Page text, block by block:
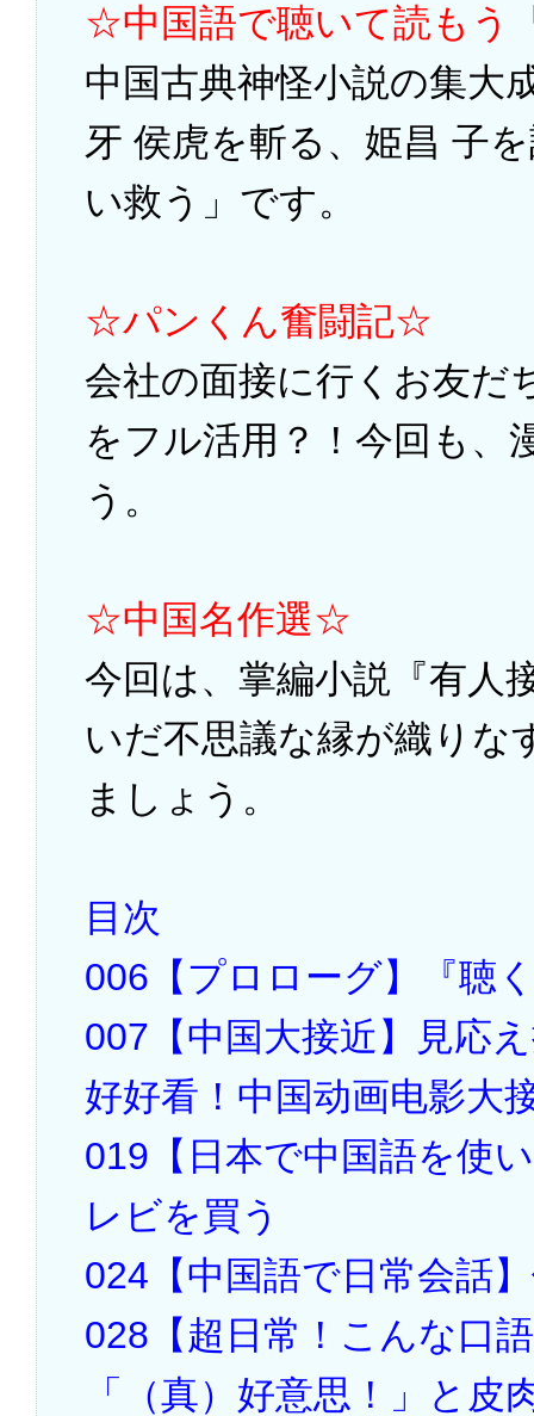
☆中国語で聴いて読もう
中国古典神怪小説の集大
牙 侯虎を斬る、姫昌 子
い救う」です。
☆パンくん奮闘記☆
会社の面接に行くお友だ
をフル活用？！今回も、
う。
☆中国名作選☆
今回は、掌編小説『有人
いだ不思議な縁が織りな
ましょう。
目次
006【プロローグ】『聴
007【中国大接近】見応
好好看！中国动画电影大
019【日本で中国語を使
レビを買う
024【中国語で日常会話
028【超日常！こんな口
「（真）好意思！」と